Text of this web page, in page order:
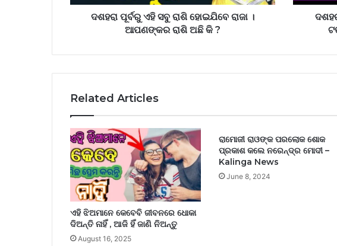
ଆପଣଙ୍କର
?
ଦଶହରା ପୂର୍ବରୁ ଏହି ସବୁ ରାଶି ହୋଇଯିବେ ରାଜା ।
ଆପଣଙ୍କର ରାଶି ଅଛି କି ?
ହିଁ
ରାଶି
Related Articles
ଏହି ଝିଅମାନେ କେବେବି ଜୀବନରେ ଧୋକା
ଦିଅନ୍ତି ନାହିଁ , ଆଜି ହିଁ ଜାଣି ନିଅନ୍ତୁ
August 16, 2025
ରାମୋଜୀ ରାଓଙ୍କ ପରଲୋକ ଶୋକ
ପ୍ରକା‌ଶ କଲେ ନରେନ୍ଦ୍ର ମୋଦୀ –
Kalinga News
June 8, 2024